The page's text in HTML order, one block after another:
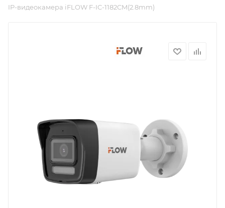
IP-видеокамера iFLOW F-IC-1182CM(2.8mm)